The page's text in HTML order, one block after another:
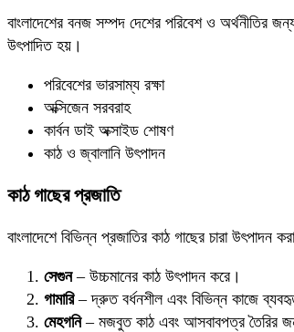
বাংলাদেশের বনজ সম্পদ দেশের পরিবেশ ও অর্থনীতির
উৎপাদিত হয়।
পরিবেশের ভারসাম্য রক্ষা
অক্সিজেন সরবরাহ
কার্বন ডাই অক্সাইড শোষণ
কাঠ ও জ্বালানি উৎপাদন
কাঠ গাছের প্রজাতি
বাংলাদেশে বিভিন্ন প্রজাতির কাঠ গাছের চারা
সেগুন– উচ্চমানের কাঠ উৎপাদন করে।
গামারি– দ্রুত বর্ধনশীল এবং বিভিন্ন কাজে
মেহগনি– মজবুত কাঠ এবং আসবাবপত্র তৈরির